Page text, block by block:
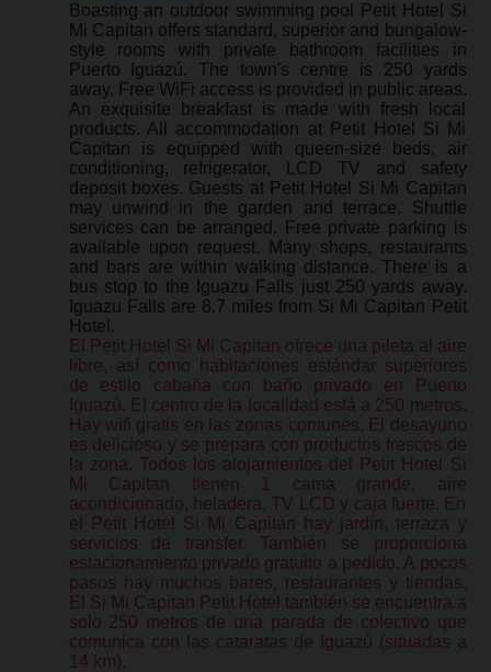
Boasting an outdoor swimming pool Petit Hotel Si
Mi Capitan offers standard, superior and bungalow-
style rooms with private bathroom facilities in
Puerto Iguazú. The town's centre is 250 yards
away. Free WiFi access is provided in public areas.
An exquisite breakfast is made with fresh local
products. All accommodation at Petit Hotel Si Mi
Capitan is equipped with queen-size beds, air
conditioning, refrigerator, LCD TV and safety
deposit boxes. Guests at Petit Hotel Si Mi Capitan
may unwind in the garden and terrace. Shuttle
services can be arranged. Free private parking is
available upon request. Many shops, restaurants
and bars are within walking distance. There is a
bus stop to the Iguazu Falls just 250 yards away.
Iguazu Falls are 8.7 miles from Si Mi Capitan Petit
Hotel.
El Petit Hotel Si Mi Capitan ofrece una pileta al aire
libre, así como habitaciones estándar superiores
de estilo cabaña con baño privado en Puerto
Iguazú. El centro de la localidad está a 250 metros.
Hay wifi gratis en las zonas comunes. El desayuno
es delicioso y se prepara con productos frescos de
la zona. Todos los alojamientos del Petit Hotel Si
Mi Capitan tienen 1 cama grande, aire
acondicionado, heladera, TV LCD y caja fuerte. En
el Petit Hotel Si Mi Capitan hay jardín, terraza y
servicios de transfer. También se proporciona
estacionamiento privado gratuito a pedido. A pocos
pasos hay muchos bares, restaurantes y tiendas.
El Si Mi Capitan Petit Hotel también se encuentra a
solo 250 metros de una parada de colectivo que
comunica con las cataratas de Iguazú (situadas a
14 km).